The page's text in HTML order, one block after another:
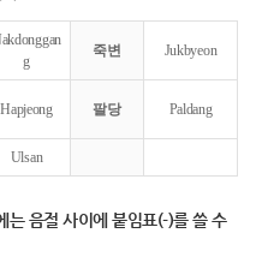
g
죽변 Jukbyeon
Hapjeong 팔당 Paldang
Ulsan
는 음절 사이에 붙임표(-)를 쓸 수